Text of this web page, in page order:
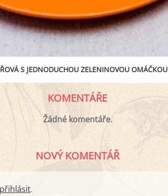
S JEDNODUCHOU ZELENINOVOU OMÁČKOU
KOMENTÁŘE
Žádné komentáře.
NOVÝ KOMENTÁŘ
přihlásit.